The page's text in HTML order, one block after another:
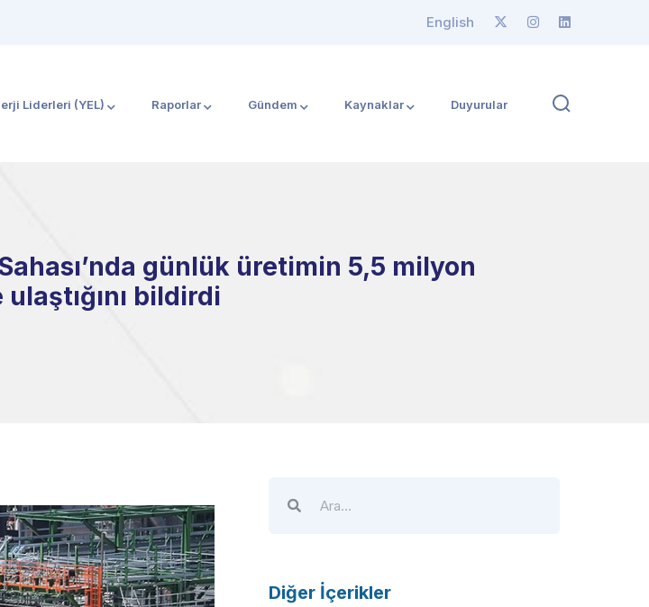
English
Liderleri (YEL) Raporlar Gündem Kaynaklar Duyurular
günlük üretimin 5,5 milyon
bildirdi
Diğer İçerikler